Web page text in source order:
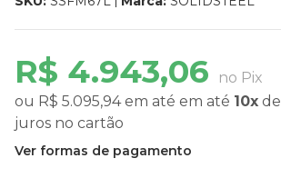
R$ 4.943,06
no Pix
ou R$ 5.095,94em até em até 10x de
juros no cartão
Ver formas de pagamento